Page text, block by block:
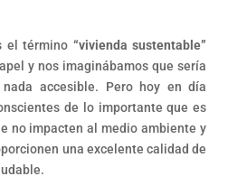
el término “vivienda sustentable”
y nos imaginábamos que sería
accesible. Pero hoy en día
de lo importante que es
no impacten al medio ambiente y
una excelente calidad de